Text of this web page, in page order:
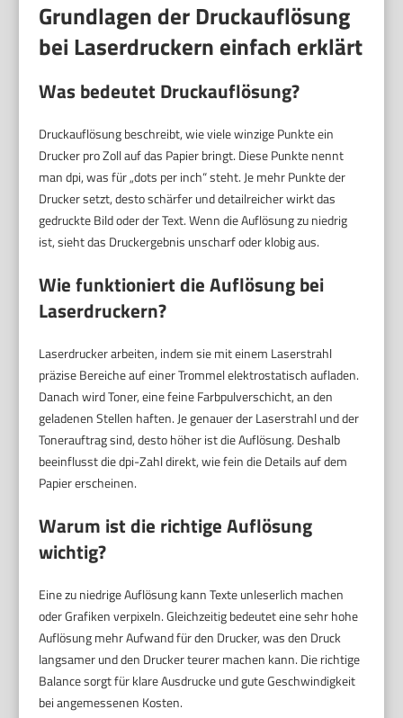
Grundlagen der Druckauflösung
bei Laserdruckern einfach erklärt
Was bedeutet Druckauflösung?
Druckauflösung beschreibt, wie viele winzige Punkte ein
Drucker pro Zoll auf das Papier bringt. Diese Punkte nennt
man dpi, was für „dots per inch“ steht. Je mehr Punkte der
Drucker setzt, desto schärfer und detailreicher wirkt das
gedruckte Bild oder der Text. Wenn die Auflösung zu niedrig
ist, sieht das Druckergebnis unscharf oder klobig aus.
Wie funktioniert die Auflösung bei
Laserdruckern?
Laserdrucker arbeiten, indem sie mit einem Laserstrahl
präzise Bereiche auf einer Trommel elektrostatisch aufladen.
Danach wird Toner, eine feine Farbpulverschicht, an den
geladenen Stellen haften. Je genauer der Laserstrahl und der
Tonerauftrag sind, desto höher ist die Auflösung. Deshalb
beeinflusst die dpi-Zahl direkt, wie fein die Details auf dem
Papier erscheinen.
Warum ist die richtige Auflösung
wichtig?
Eine zu niedrige Auflösung kann Texte unleserlich machen
oder Grafiken verpixeln. Gleichzeitig bedeutet eine sehr hohe
Auflösung mehr Aufwand für den Drucker, was den Druck
langsamer und den Drucker teurer machen kann. Die richtige
Balance sorgt für klare Ausdrucke und gute Geschwindigkeit
bei angemessenen Kosten.